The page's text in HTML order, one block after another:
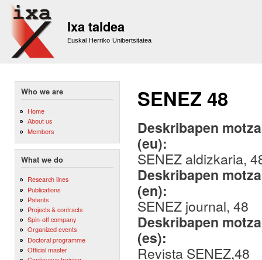
Ixa taldea
Euskal Herriko Unibertsitatea
Who we are
Home
About us
Members
What we do
Research lines
Publications
Patents
Projects & contracts
Spin-off company
Organized events
Doctoral programme
Official master
SENEZ 48
Deskribapen
(eu):
SENEZ aldizkaria,
Deskribapen
(en):
SENEZ journal, 48
Deskribapen
(es):
Revista SENEZ,48